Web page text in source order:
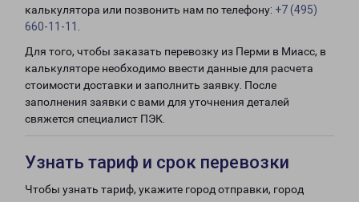
калькулятора или позвонить нам по телефону: +7 (495)
660-11-11
Для того, чтобы заказать перевозку из Перми в Миасс, в
калькуляторе необходимо ввести данные для расчета
стоимости доставки и заполнить заявку. После
заполнения заявки с вами для уточнения деталей
свяжется специалист ПЭК.
Узнать тариф и срок перевозки
Чтобы узнать тариф, укажите город отправки, город